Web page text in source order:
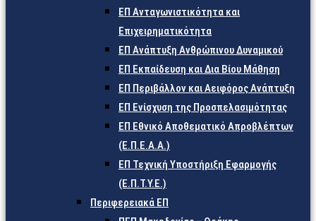
ΕΠ Ανταγωνιστικότητα και
Επιχειρηματικότητα
ΕΠ Ανάπτυξη Ανθρώπινου Δυναμικού
ΕΠ Εκπαίδευση και Δια Βίου Μάθηση
ΕΠ Περιβάλλον και Αειφόρος Ανάπτυξη
ΕΠ Ενίσχυση της Προσπελασιμότητας
ΕΠ Εθνικό Αποθεματικό Απροβλέπτων
(Ε.Π.Ε.Α.Α.)
ΕΠ Τεχνική Υποστήριξη Εφαρμογής
(Ε.Π.Τ.Υ.Ε.)
Περιφερειακά ΕΠ